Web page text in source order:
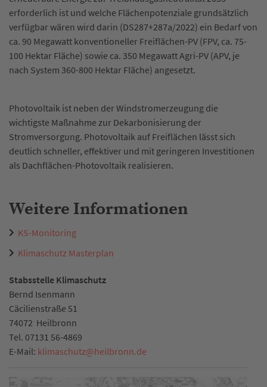
erforderlich ist und welche Flächenpotenziale grundsätzlich
verfügbar wären wird darin (DS287+287a/2022) ein Bedarf von
ca. 90 Megawatt konventioneller Freiflächen-PV (FPV, ca. 75-
100 Hektar Fläche) sowie ca. 350 Megawatt Agri-PV (APV, je
nach System 360-800 Hektar Fläche) angesetzt.
Photovoltaik ist neben der Windstromerzeugung die
wichtigste Maßnahme zur Dekarbonisierung der
Stromversorgung. Photovoltaik auf Freiflächen lässt sich
deutlich schneller, effektiver und mit geringeren Investitionen
als Dachflächen-Photovoltaik realisieren.
Weitere Informationen
KS-Monitoring
Klimaschutz Masterplan
Stabsstelle Klimaschutz
Bernd Isenmann
Cäcilienstraße 51
74072 Heilbronn
Tel. 07131 56-4869
E-Mail: klimaschutz@heilbronn.de